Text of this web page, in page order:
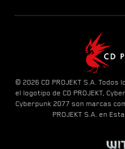
© 2026 CD PROJEKT S.A.
el logotipo de CD PROJEKT,
Cyberpunk 2077 son marcas
PROJEKT S.A. en